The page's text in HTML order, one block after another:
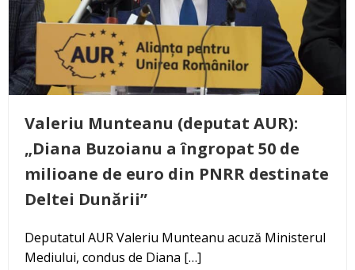
Valeriu Munteanu (deputat AUR):
„Diana Buzoianu a îngropat 50 de
milioane de euro din PNRR destinate
Deltei Dunării”
Deputatul AUR Valeriu Munteanu acuză Ministerul
Mediului, condus de Diana […]